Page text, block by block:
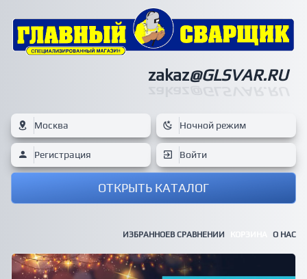
zakaz@GLSVAR.RU
Москва Ночной режим
Регистрация Войти
ОТКРЫТЬ КАТАЛОГ
ИЗБРАННОЕВ СРАВНЕНИИ О НАС